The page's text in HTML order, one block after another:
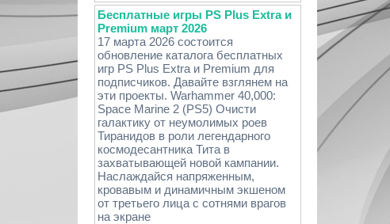
Бесплатные игры PS Plus Extra и
Premium март 2026
17 марта 2026 состоится
обновление каталога бесплатных
игр PS Plus Extra и Premium для
подписчиков. Давайте взглянем на
эти проекты. Warhammer 40,000:
Space Marine 2 (PS5) Очисти
галактику от неумолимых роев
Тиранидов в роли легендарного
космодесантника Тита в
захватывающей новой кампании.
Наслаждайся напряженным,
кровавым и динамичным экшеном
от третьего лица с сотнями врагов
на экране